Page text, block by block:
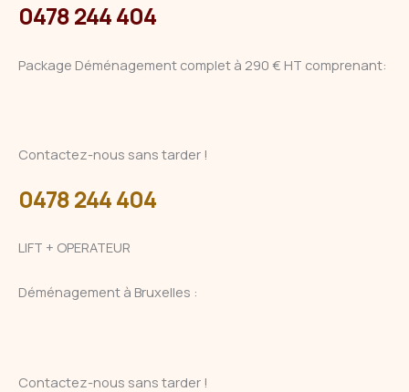
0478 244 404
Package Déménagement complet à 290 € HT comprenant:
Contactez-nous sans tarder !
0478 244 404
LIFT + OPERATEUR
Déménagement à Bruxelles :
Contactez-nous sans tarder !